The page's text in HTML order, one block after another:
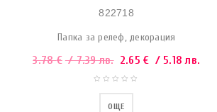
822718
Папка за релеф, декорация
3.78€ / 7.39 лв. 2.65€ / 5.18 лв.
ОЩЕ